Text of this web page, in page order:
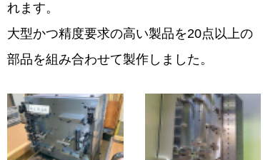
れます。
大型かつ精度要求の高い製品を20点以上の
部品を組み合わせて製作しました。